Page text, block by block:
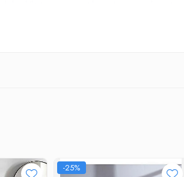
de închidere al pernelor este petrecut, iar
-25%